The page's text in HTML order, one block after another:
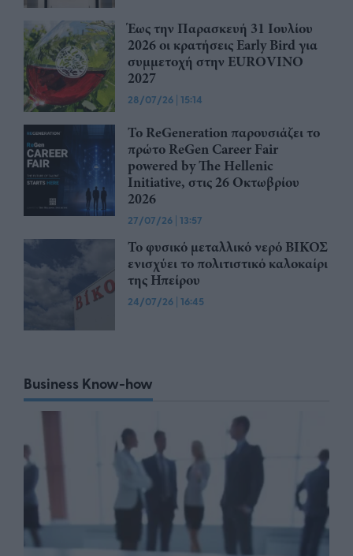
Έως την Παρασκευή 31 Ιουλίου
2026 οι κρατήσεις Early Bird για
συμμετοχή στην EUROVINO
2027
28/07/26 | 15:14
Το ReGeneration παρουσιάζει το
πρώτο ReGen Career Fair
powered by The Hellenic
Initiative, στις 26 Οκτωβρίου
2026
27/07/26 | 13:57
Το φυσικό μεταλλικό νερό ΒΙΚΟΣ
ενισχύει το πολιτιστικό καλοκαίρι
της Ηπείρου
24/07/26 | 16:45
Business Know-how